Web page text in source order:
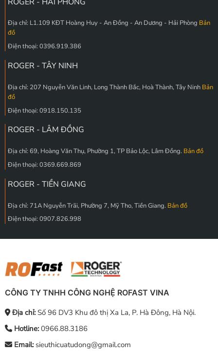
Địa chỉ: L1.109 KĐT Hoàng Huy - An Đồng - An Dương - Hải Phòng Bản
đồ
Điện thoại: 0396.919.386
ROGER - TÂY NINH
Địa chỉ: 207 Nguyễn Văn Linh, Long Thành Bắc, Hoà Thành, Tây Ninh Bản
đồ
Điện thoại: 0918.150.135
ROGER - LÂM ĐỒNG
Địa chỉ: 69, Hoàng Văn Thụ, Phường 1, TP Bảo Lộc, Lâm Đồng. Bản đồ
Điện thoại: 0369.669.869
ROGER - TIỀN GIANG
Địa chỉ: 71A Nguyễn Trãi, Phường 7, Mỹ Tho, Tiền Giang. Bản đồ
Điện thoại: 0907.826.998
CÔNG TY TNHH CÔNG NGHỆ ROFAST VINA
Địa chỉ:Số 96 DV3 Khu đô thị Xa La, P. Hà Đông, Hà Nội.
Hotline:0966.88.3186
Email: sieuthicuatudong@gmail.com